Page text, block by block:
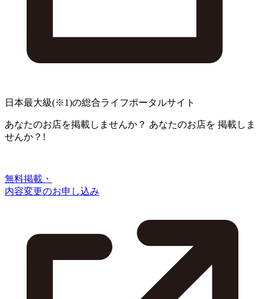
日本最大級(※1)の総合ライフポータルサイト
あなたのお店を掲載しませんか？ あなたのお店を 掲載しま
せんか？!
無料掲載・
内容変更のお申し込み